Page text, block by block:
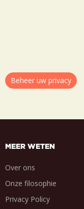
Beheer uw privacy
MEER WETEN
Over ons
Onze filosophie
Privacy Policy